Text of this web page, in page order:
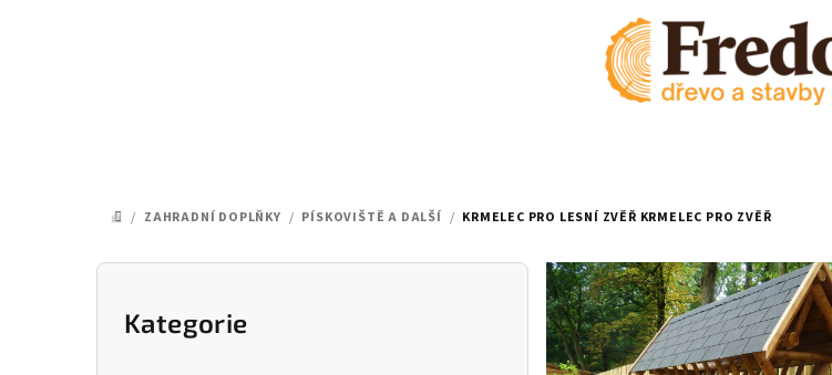
DOMŮ
/ ZAHRADNÍ DOPLŇKY / PÍSKOVIŠTĚ A DALŠÍ / KRMELEC PRO LESNÍ ZVĚŘ KRMELEC PRO ZVĚŘ
P
Přeskočit
kategorie
Kategorie